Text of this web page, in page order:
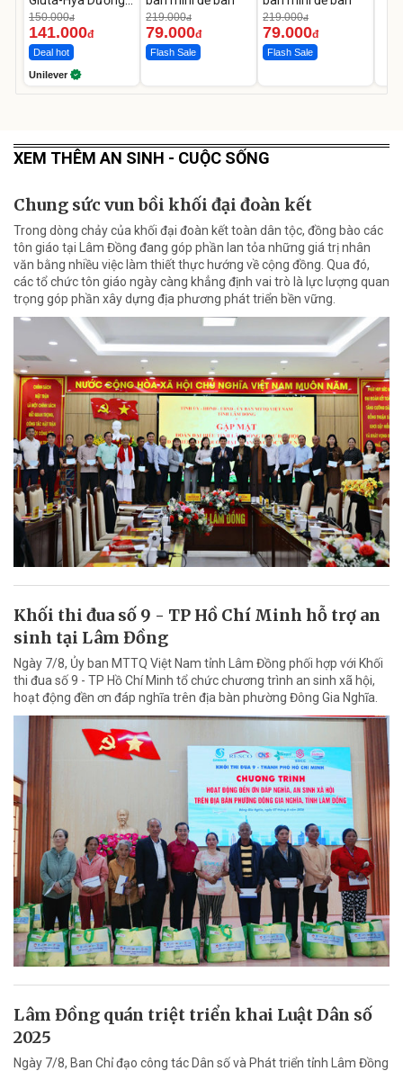
Da Sáng Mịn Sau 7
Ngày
150.000đ
141.000đ
Deal hot
Unilever
219.000đ
79.000đ
Flash Sale
219.000đ
79.000đ
Flash Sale
XEM THÊM AN SINH - CUỘC SỐNG
Chung sức vun bồi khối đại đoàn kết
Trong dòng chảy của khối đại đoàn kết toàn dân tộc, đồng bào các
tôn giáo tại Lâm Đồng đang góp phần lan tỏa những giá trị nhân
văn bằng nhiều việc làm thiết thực hướng về cộng đồng. Qua đó,
các tổ chức tôn giáo ngày càng khẳng định vai trò là lực lượng quan
trọng góp phần xây dựng địa phương phát triển bền vững.
Khối thi đua số 9 - TP Hồ Chí Minh hỗ trợ an
sinh tại Lâm Đồng
Ngày 7/8, Ủy ban MTTQ Việt Nam tỉnh Lâm Đồng phối hợp với Khối
thi đua số 9 - TP Hồ Chí Minh tổ chức chương trình an sinh xã hội,
hoạt động đền ơn đáp nghĩa trên địa bàn phường Đông Gia Nghĩa.
Lâm Đồng quán triệt triển khai Luật Dân số
2025
Ngày 7/8, Ban Chỉ đạo công tác Dân số và Phát triển tỉnh Lâm Đồng